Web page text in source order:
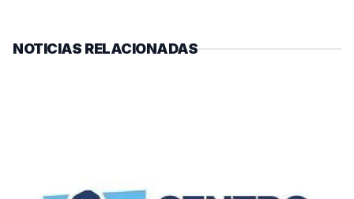
NOTICIAS RELACIONADAS